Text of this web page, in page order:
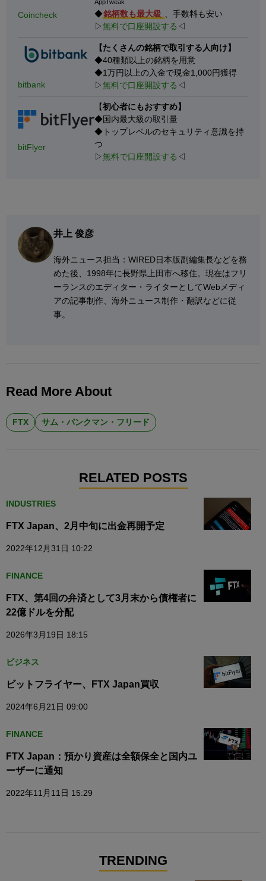
Coincheck
AppTweak
◆銘柄数も最大級 、手数料も安い
▷無料で口座開設する ◁
bitbank
【たくさんの銘柄で取引する人向け】
◆40種類以上の銘柄を用意
◆1万円以上の入金で現金1,000円獲得
▷無料で口座開設する ◁
bitFlyer
【初心者にもおすすめ】
◆国内最大級の取引量
◆トップレベルのセキュリティ意識を持
つ
▷無料で口座開設する ◁
井上 俊彦
海外ニュース担当：WIRED日本版副編集長などを務
めた後、1998年に長野県上田市へ移住。現在はフリ
ーランスのエディター・ライターとしてWebメディ
アの記事制作、海外ニュース制作・翻訳などに従
事。
Read More About
FTX サム・バンクマン・フリード
RELATED POSTS
INDUSTRIES
FTX Japan、2月中旬に出金再開予定
2022年12月31日 10:22
FINANCE
FTX、第4回の弁済として3月末から債権者に
22億ドルを分配
2026年3月19日 18:15
ビジネス
ビットフライヤー、FTX Japan買収
2024年6月21日 09:00
FINANCE
FTX Japan：預かり資産は全額保全と国内ユ
ーザーに通知
2022年11月11日 15:29
TRENDING